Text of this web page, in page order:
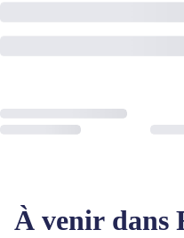
À venir dans